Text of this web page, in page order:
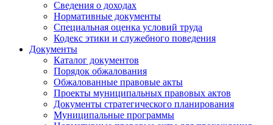
Сведения о доходах
Нормативные документы
Специальная оценка условий труда
Кодекс этики и служебного поведения
Документы
Каталог документов
Порядок обжалования
Обжалованные правовые акты
Проекты муниципальных правовых актов
Документы стратегического планирования
Муниципальные программы